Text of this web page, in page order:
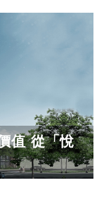
值 從「悅